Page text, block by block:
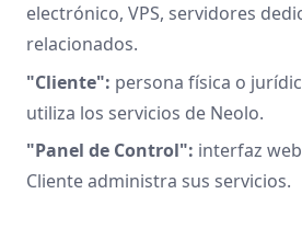
electrónico, VPS, servidores
relacionados.
"Cliente": persona física o
utiliza los servicios de Neolo.
"Panel de Control": interfaz
Cliente administra sus servicios.